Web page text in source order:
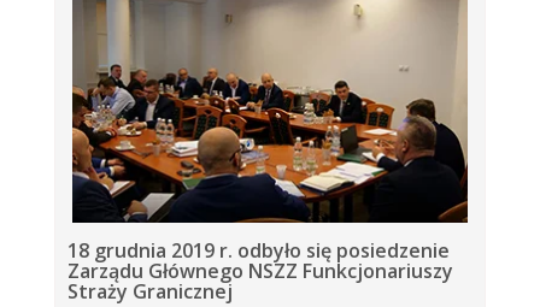
18 grudnia 2019 r. odbyło się posiedzenie
Zarządu Głównego NSZZ Funkcjonariuszy
Straży Granicznej